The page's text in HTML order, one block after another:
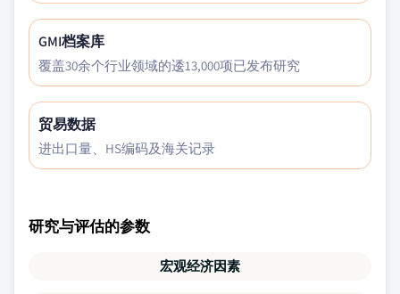
GMI档案库
覆盖30余个行业领域的逶13,000项已发布研究
贸易数据
进出口量、HS编码及海关记录
研究与评估的参数
宏观经济因素